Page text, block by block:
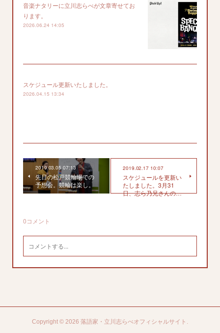
音楽ナタリーに立川志らべが文章寄せてお
ります。
2026.06.24 14:05
スケジュール更新いたしました。
2026.04.15 13:34
2019.03.05 07:13
先日の松戸競輪場での
予想会。競輪は楽し。
2019.02.17 10:07
スケジュールを更新い
たしました。3月31
日、志ら乃兄さんの…
0コメント
Copyright © 2026 落語家・立川志らべオフィシャルサイト .